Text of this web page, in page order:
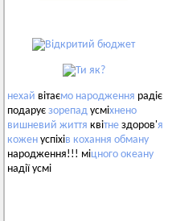
нехай вітаємо народження радіє
подарує зорепад усміхнено
вишневий життя квітне здоров'я
кожен успіхів кохання обману
народження!!! міцного океану
надії усмі